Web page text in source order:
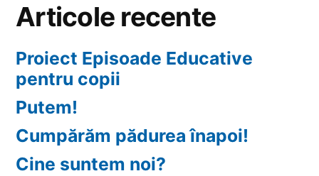
Articole recente
Proiect Episoade Educative
pentru copii
Putem!
Cumpărăm pădurea înapoi!
Cine suntem noi?